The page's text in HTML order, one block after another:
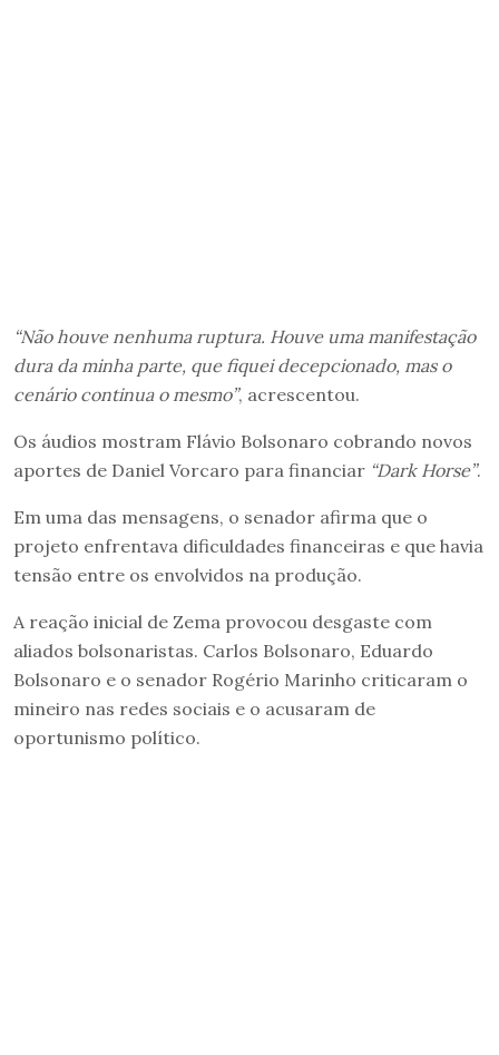
“Não houve nenhuma ruptura. Houve uma manifestação
dura da minha parte, que fiquei decepcionado, mas o
cenário continua o mesmo”, acrescentou.
Os áudios mostram Flávio Bolsonaro cobrando novos
aportes de Daniel Vorcaro para financiar “Dark Horse”.
Em uma das mensagens, o senador afirma que o
projeto enfrentava dificuldades financeiras e que havia
tensão entre os envolvidos na produção.
A reação inicial de Zema provocou desgaste com
aliados bolsonaristas. Carlos Bolsonaro, Eduardo
Bolsonaro e o senador Rogério Marinho criticaram o
mineiro nas redes sociais e o acusaram de
oportunismo político.